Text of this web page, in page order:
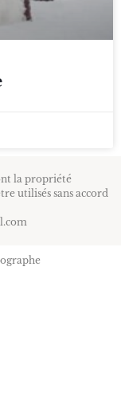
la propriété
utilisés sans accord